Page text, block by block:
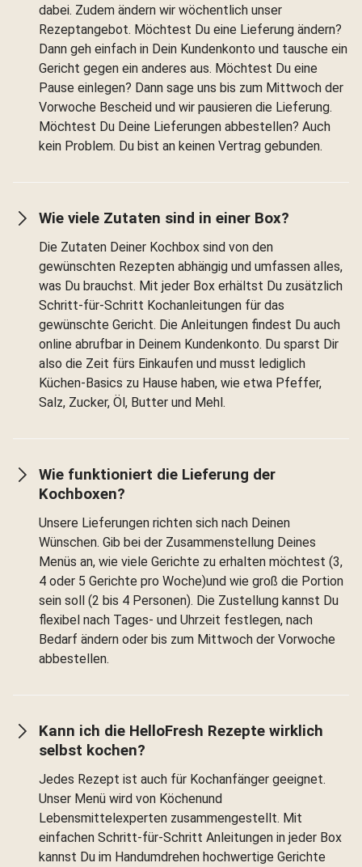
dabei. Zudem ändern wir wöchentlich unser
Rezeptangebot. Möchtest Du eine Lieferung ändern?
Dann geh einfach in Dein Kundenkonto und tausche ein
Gericht gegen ein anderes aus. Möchtest Du eine
Pause einlegen? Dann sage uns bis zum Mittwoch der
Vorwoche Bescheid und wir pausieren die Lieferung.
Möchtest Du Deine Lieferungen abbestellen? Auch
kein Problem. Du bist an keinen Vertrag gebunden.
Wie viele Zutaten sind in einer Box?
Die Zutaten Deiner Kochbox sind von den
gewünschten Rezepten abhängig und umfassen alles,
was Du brauchst. Mit jeder Box erhältst Du zusätzlich
Schritt-für-Schritt Kochanleitungen für das
gewünschte Gericht. Die Anleitungen findest Du auch
online abrufbar in Deinem Kundenkonto. Du sparst Dir
also die Zeit fürs Einkaufen und musst lediglich
Küchen-Basics zu Hause haben, wie etwa Pfeffer,
Salz, Zucker, Öl, Butter und Mehl.
Wie funktioniert die Lieferung der
Kochboxen?
Unsere Lieferungen richten sich nach Deinen
Wünschen. Gib bei der Zusammenstellung Deines
Menüs an, wie viele Gerichte zu erhalten möchtest (3,
4 oder 5 Gerichte pro Woche)und wie groß die Portion
sein soll (2 bis 4 Personen). Die Zustellung kannst Du
flexibel nach Tages- und Uhrzeit festlegen, nach
Bedarf ändern oder bis zum Mittwoch der Vorwoche
abbestellen.
Kann ich die HelloFresh Rezepte wirklich
selbst kochen?
Jedes Rezept ist auch für Kochanfänger geeignet.
Unser Menü wird von Köchenund
Lebensmittelexperten zusammengestellt. Mit
einfachen Schritt-für-Schritt Anleitungen in jeder Box
kannst Du im Handumdrehen hochwertige Gerichte